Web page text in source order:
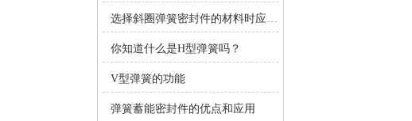
选择斜圈弹簧密封件的材料时应考虑哪些因素？
你知道什么是H型弹簧吗？
V型弹簧的功能
弹簧蓄能密封件的优点和应用